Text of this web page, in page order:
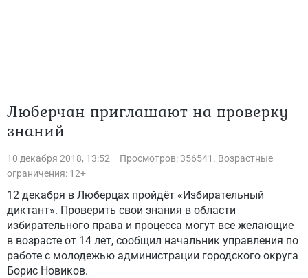
Люберчан приглашают на проверку
знаний
10 декабря 2018, 13:52
Просмотров: 356541. Возрастные
ограничения: 12+
12 декабря в Люберцах пройдёт «Избирательный
диктант». Проверить свои знания в области
избирательного права и процесса могут все желающие
в возрасте от 14 лет, сообщил начальник управления по
работе с молодежью администрации городского округа
Борис Новиков.